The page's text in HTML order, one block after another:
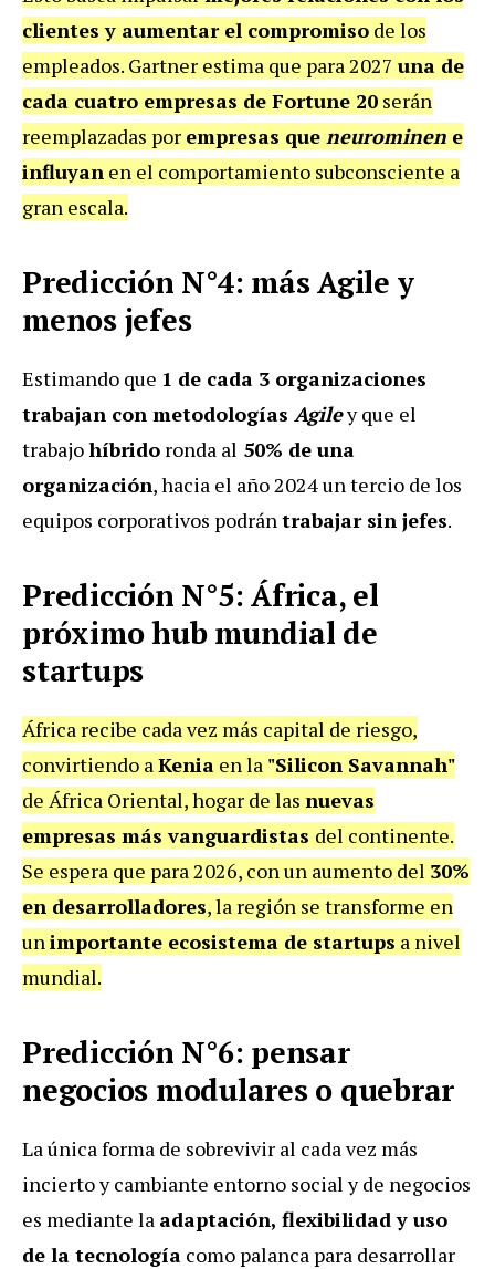
clientes y aumentar el compromiso de los
empleados. Gartner estima que para 2027 una de
cada cuatro empresas de Fortune 20 serán
reemplazadas por empresas que neurominen e
influyan en el comportamiento subconsciente a
gran escala.
Predicción N°4: más Agile y
menos jefes
Estimando que 1 de cada 3 organizaciones
trabajan con metodologías Agiley que el
trabajohíbrido ronda al 50% de una
organización, hacia el año 2024 un tercio de los
equipos corporativos podrántrabajar sin jefes.
Predicción N°5: África, el
próximo hub mundial de
startups
África recibe cada vez más capital de riesgo,
convirtiendo aKenia en la "Silicon Savannah"
de África Oriental, hogar de las nuevas
empresas más vanguardistas del continente.
Se espera que para 2026, con un aumento del 30%
en desarrolladores, la región se transforme en
unimportante ecosistema de startups a nivel
mundial.
Predicción N°6: pensar
negocios modulares o quebrar
La única forma de sobrevivir al cada vez más
incierto y cambiante entorno social y de negocios
es mediante la adaptación, flexibilidad y uso
de la tecnología como palanca para desarrollar